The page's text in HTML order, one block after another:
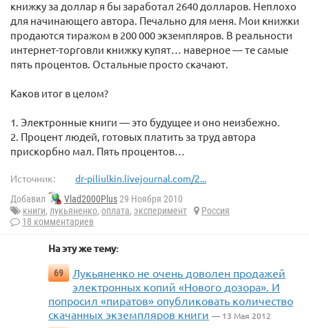
книжку за доллар я бы заработал 2640 долларов. Неплохо
для начинающего автора. Печально для меня. Мои книжки
продаются тиражом в 200 000 экземпляров. В реальности
интернет-торговли книжку купят… наверное — те самые
пять процентов. Остальные просто скачают.
Каков итог в целом?
1. Электронные книги — это будущее и оно неизбежно.
2. Процент людей, готовых платить за труд автора
прискорбно мал. Пять процентов…
Источник: dr-piliulkin.livejournal.com/2...
Добавил Vlad2000Plus29 Ноября 2010
книги, лукьяненко, оплата, эксперимент
Россия
18 комментариев
На эту же тему:
69
Лукьяненко не очень доволен продажей
электронных копий «Нового дозора». И
попросил «пиратов» опубликовать количество
скачанных экземпляров книги — 13 Мая 2012